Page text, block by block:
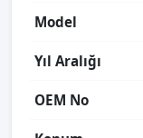
Model
Yıl Aralığı
OEM No